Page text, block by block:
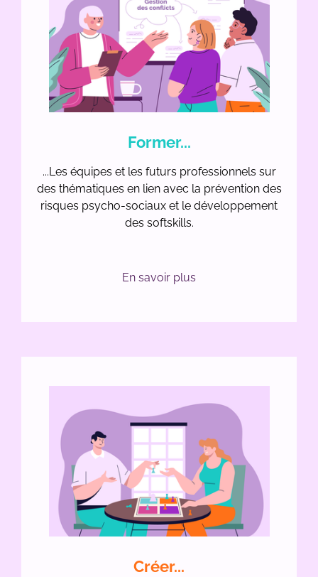
Former...
...Les équipes et les futurs professionnels sur
des thématiques en lien avec la prévention des
risques psycho-sociaux et le développement
des softskills.
En savoir plus
Créer...